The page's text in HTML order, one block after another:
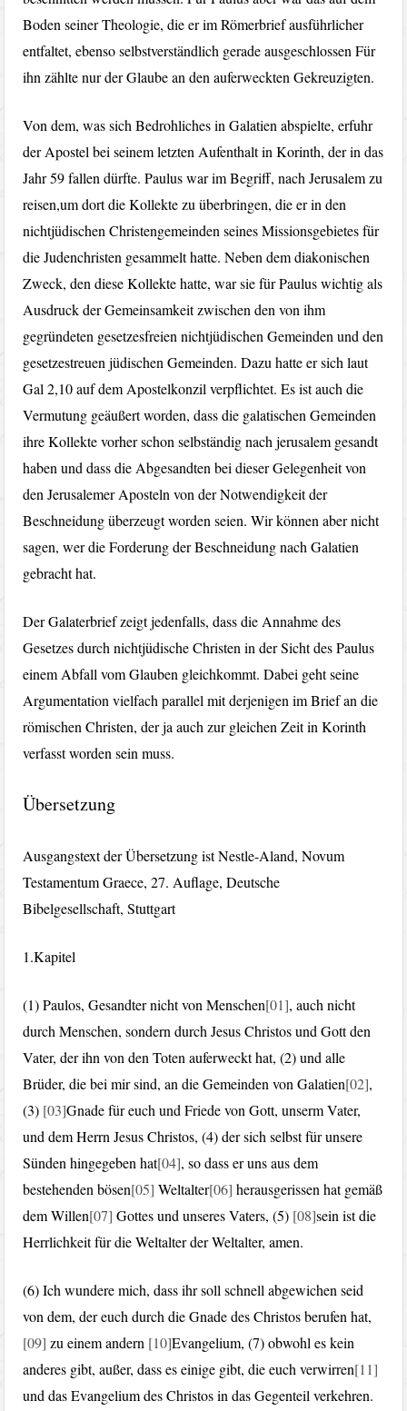
Boden seiner Theologie, die er im Römerbrief ausführlicher
entfaltet, ebenso selbstverständlich gerade ausgeschlossen Für
ihn zählte nur der Glaube an den auferweckten Gekreuzigten.
Von dem, was sich Bedrohliches in Galatien abspielte, erfuhr
der Apostel bei seinem letzten Aufenthalt in Korinth, der in das
Jahr 59 fallen dürfte. Paulus war im Begriff, nach Jerusalem zu
reisen,um dort die Kollekte zu überbringen, die er in den
nichtjüdischen Christengemeinden seines Missionsgebietes für
die Judenchristen gesammelt hatte. Neben dem diakonischen
Zweck, den diese Kollekte hatte, war sie für Paulus wichtig als
Ausdruck der Gemeinsamkeit zwischen den von ihm
gegründeten gesetzesfreien nichtjüdischen Gemeinden und den
gesetzestreuen jüdischen Gemeinden. Dazu hatte er sich laut
Gal 2,10 auf dem Apostelkonzil verpflichtet. Es ist auch die
Vermutung geäußert worden, dass die galatischen Gemeinden
ihre Kollekte vorher schon selbständig nach jerusalem gesandt
haben und dass die Abgesandten bei dieser Gelegenheit von
den Jerusalemer Aposteln von der Notwendigkeit der
Beschneidung überzeugt worden seien. Wir können aber nicht
sagen, wer die Forderung der Beschneidung nach Galatien
gebracht hat.
Der Galaterbrief zeigt jedenfalls, dass die Annahme des
Gesetzes durch nichtjüdische Christen in der Sicht des Paulus
einem Abfall vom Glauben gleichkommt. Dabei geht seine
Argumentation vielfach parallel mit derjenigen im Brief an die
römischen Christen, der ja auch zur gleichen Zeit in Korinth
verfasst worden sein muss.
Übersetzung
Ausgangstext der Übersetzung ist Nestle-Aland, Novum
Testamentum Graece, 27. Auflage, Deutsche
Bibelgesellschaft, Stuttgart
1.Kapitel
(1) Paulos, Gesandter nicht von Menschen[01], auch nicht
durch Menschen, sondern durch Jesus Christos und Gott den
Vater, der ihn von den Toten auferweckt hat, (2) und alle
Brüder, die bei mir sind, an die Gemeinden von Galatien[02],
(3) [03]Gnade für euch und Friede von Gott, unserm Vater,
und dem Herrn Jesus Christos, (4) der sich selbst für unsere
Sünden hingegeben hat[04], so dass er uns aus dem
bestehenden bösen[05] Weltalter[06] herausgerissen hat gemäß
dem Willen[07] Gottes und unseres Vaters, (5) [08]sein ist die
Herrlichkeit für die Weltalter der Weltalter, amen.
(6) Ich wundere mich, dass ihr soll schnell abgewichen seid
von dem, der euch durch die Gnade des Christos berufen hat,
[09] zu einem andern [10]Evangelium, (7) obwohl es kein
anderes gibt, außer, dass es einige gibt, die euch verwirren[11]
und das Evangelium des Christos in das Gegenteil verkehren.